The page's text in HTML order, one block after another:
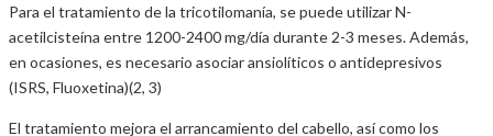
Para el tratamiento de la tricotilomanía, se puede utilizar N-
acetilcisteína entre 1200-2400 mg/día durante 2-3 meses. Además,
en ocasiones, es necesario asociar ansiolíticos o antidepresivos
(ISRS, Fluoxetina)(2, 3)
El tratamiento mejora el arrancamiento del cabello, así como los